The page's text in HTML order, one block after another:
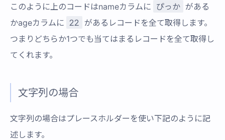
このように上のコードはnameカラムに ぴっか がある
かageカラムに 22 があるレコードを全て取得します。
つまりどちらか1つでも当てはまるレコードを全て取得し
てくれます。
文字列の場合
文字列の場合はプレースホルダーを使い下記のように記
述します。